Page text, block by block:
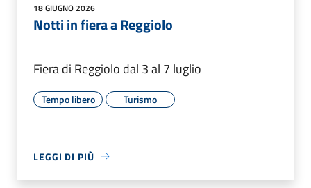
18 GIUGNO 2026
Notti in fiera a Reggiolo
Fiera di Reggiolo dal 3 al 7 luglio
Tempo libero Turismo
LEGGI DI PIÙ